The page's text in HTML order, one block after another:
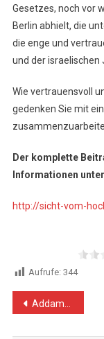
Gesetzes, noch vor
Berlin abhielt, die
die enge und
und der
Wie vertrauensvoll
gedenken Sie mit
Der komplette
Informationen unter
http://sicht-vom-
Aufrufe: 344
Addameer: 1.319 Palästinenser Ende Februar in israelischer Haft